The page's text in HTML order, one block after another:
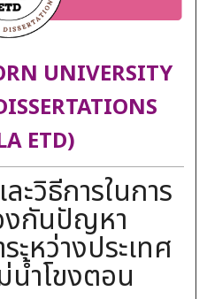
UNIVERSITY
ETD)
วิธีการในการ
งกันปัญหา
หว่างประเทศ
ำโขงตอน